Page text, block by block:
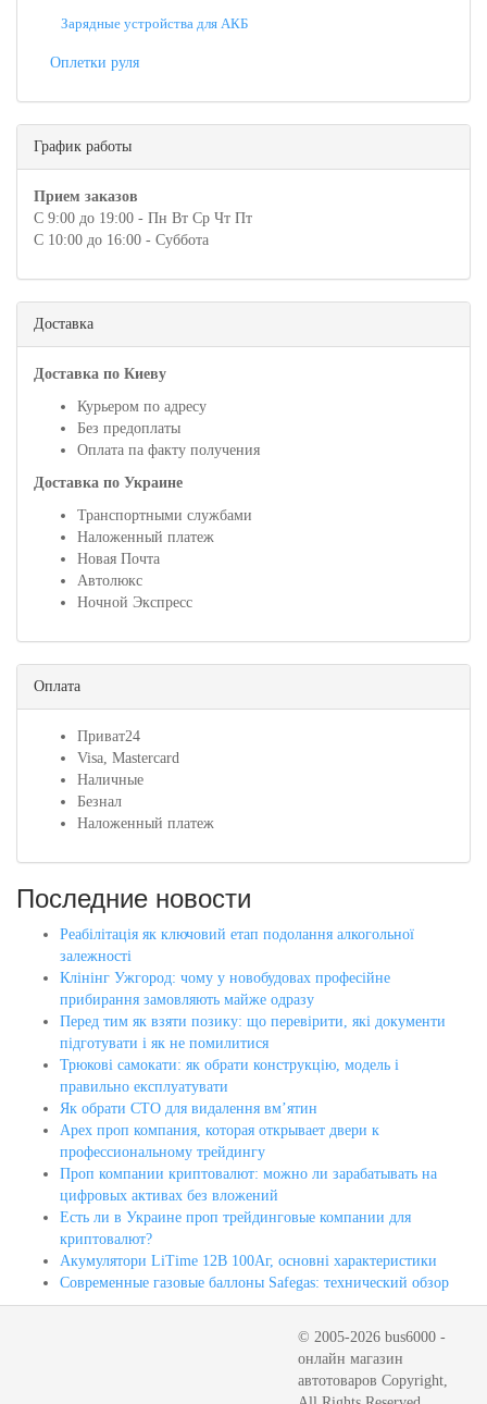
Зарядные устройства для АКБ
Оплетки руля
График работы
Прием заказов
С 9:00 до 19:00 - Пн Вт Ср Чт Пт
С 10:00 до 16:00 - Суббота
Доставка
Доставка по Киеву
Курьером по адресу
Без предоплаты
Оплата па факту получения
Доставка по Украине
Транспортными службами
Наложенный платеж
Новая Почта
Автолюкс
Ночной Экспресс
Оплата
Приват24
Visa, Mastercard
Наличные
Безнал
Наложенный платеж
Последние новости
Реабілітація як ключовий етап подолання алкогольної
залежності
Клінінг Ужгород: чому у новобудовах професійне
прибирання замовляють майже одразу
Перед тим як взяти позику: що перевірити, які документи
підготувати і як не помилитися
Трюкові самокати: як обрати конструкцію, модель і
правильно експлуатувати
Як обрати СТО для видалення вм’ятин
Apex проп компания, которая открывает двери к
профессиональному трейдингу
Проп компании криптовалют: можно ли зарабатывать на
цифровых активах без вложений
Есть ли в Украине проп трейдинговые компании для
криптовалют?
Акумулятори LiTime 12В 100Аг, основні характеристики
Современные газовые баллоны Safegas: технический обзор
© 2005-2026 bus6000 -
онлайн магазин
автотоваров Copyright,